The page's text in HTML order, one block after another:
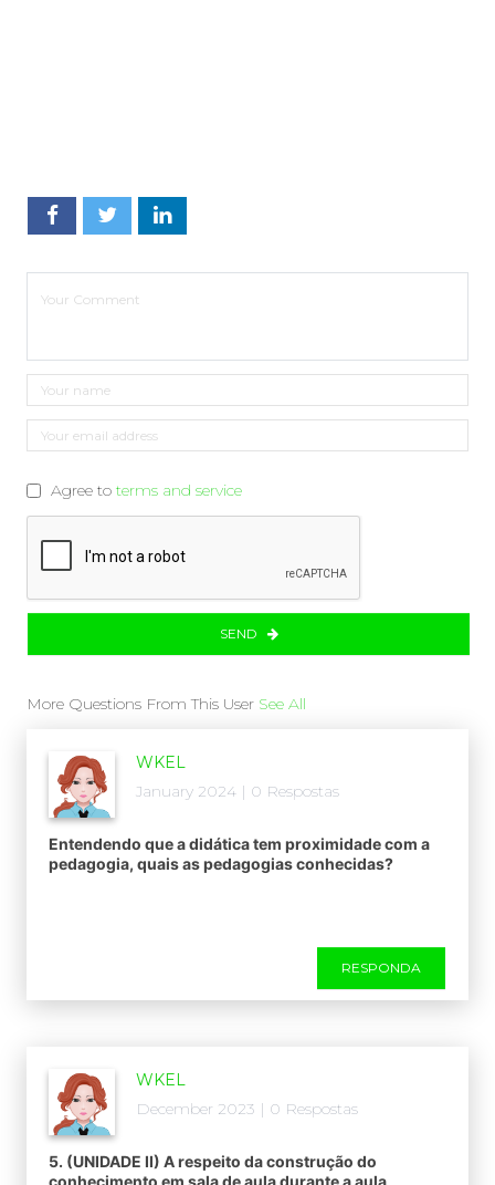
Agree to terms and service
SEND
More Questions From This User See All
WKEL
January 2024 | 0 Respostas
Entendendo que a didática tem proximidade com a
pedagogia, quais as pedagogias conhecidas?
RESPONDA
WKEL
December 2023 | 0 Respostas
5. (UNIDADE II) A respeito da construção do